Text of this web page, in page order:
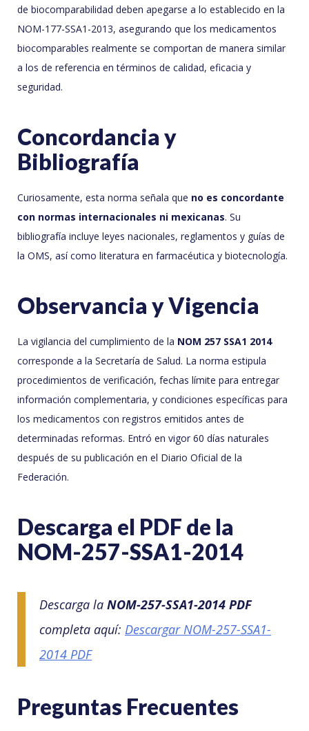
de biocomparabilidad deben apegarse a lo establecido en la
NOM-177-SSA1-2013, asegurando que los medicamentos
biocomparables realmente se comportan de manera similar
a los de referencia en términos de calidad, eficacia y
seguridad.
Concordancia y
Bibliografía
Curiosamente, esta norma señala que no es concordante
con normas internacionales ni mexicanas. Su
bibliografía incluye leyes nacionales, reglamentos y guías de
la OMS, así como literatura en farmacéutica y biotecnología.
Observancia y Vigencia
La vigilancia del cumplimiento de la NOM 257 SSA1 2014
corresponde a la Secretaría de Salud. La norma estipula
procedimientos de verificación, fechas límite para entregar
información complementaria, y condiciones específicas para
los medicamentos con registros emitidos antes de
determinadas reformas. Entró en vigor 60 días naturales
después de su publicación en el Diario Oficial de la
Federación.
Descarga el PDF de la
NOM-257-SSA1-2014
Descarga la NOM-257-SSA1-2014 PDF
completa aquí: Descargar NOM-257-SSA1-
2014 PDF
Preguntas Frecuentes